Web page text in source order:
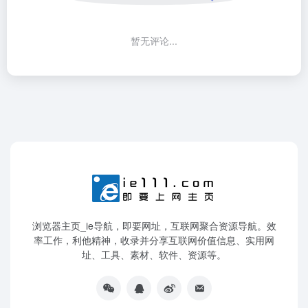
暂无评论...
浏览器主页_ie导航，即要网址，互联网聚合资源导航。效
率工作，利他精神，收录并分享互联网价值信息、实用网
址、工具、素材、软件、资源等。